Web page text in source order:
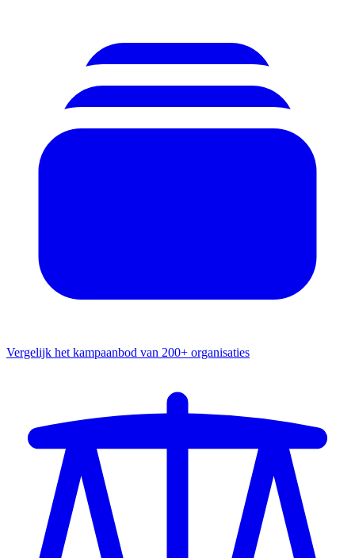
Vergelijk het kampaanbod van 200+ organisaties